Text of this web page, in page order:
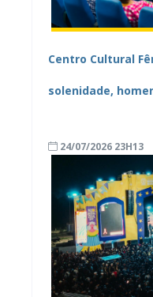
Centro Cultural
solenidade,
24/07/2026 23H13